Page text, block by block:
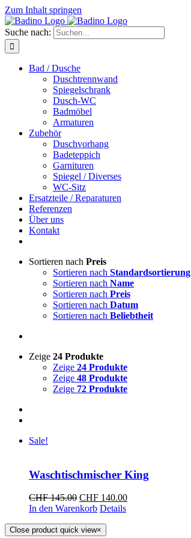
Zum Inhalt springen
Suche nach:
Bad / Dusche
Duschtrennwand
Spiegelschrank
Dusch-WC
Badmöbel
Armaturen
Zubehör
Duschvorhang
Badeteppich
Garnituren
Spiegel / Diverses
WC-Sitz
Ersatzteile / Reparaturen
Referenzen
Über uns
Kontakt
Sortieren nach Preis
Sortieren nach Standardsortierung
Sortieren nach Name
Sortieren nach Preis
Sortieren nach Datum
Sortieren nach Beliebtheit
Zeige 24 Produkte
Zeige 24 Produkte
Zeige 48 Produkte
Zeige 72 Produkte
Sale!
Waschtischmischer King
CHF145.00 CHF 140.00
In den Warenkorb Details
Close product quick view×